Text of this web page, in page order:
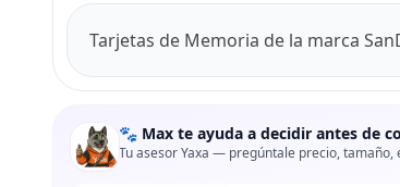
Tarjetas de Memoria de la marca
🐾 Max te ayuda a decidir antes de
Tu asesor Yaxa — pregúntale precio, tamaño,